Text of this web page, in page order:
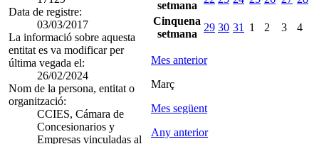
Data de registre:
03/03/2017
La informació sobre aquesta
entitat es va modificar per
última vegada el:
26/02/2024
Nom de la persona, entitat o
organització:
CCIES, Cámara de
Concesionarios y
Empresas vinculadas al
setmana
Cinquena
setmana
29 30 31 1 2 3 4
Mes anterior
Març
Mes següent
Any anterior